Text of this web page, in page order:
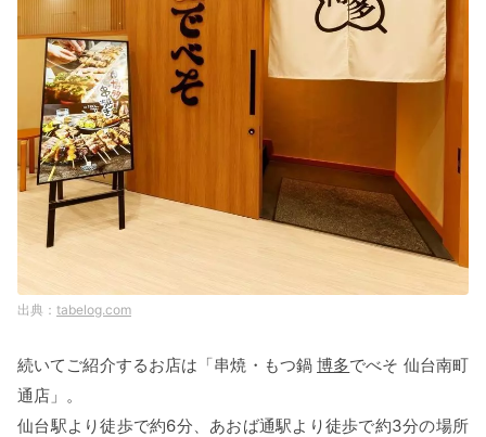
tabelog.com
続いてご紹介するお店は「串焼・もつ鍋博多でべそ 仙台南町
通店」。
仙台駅より徒歩で約6分、あおば通駅より徒歩で約3分の場所